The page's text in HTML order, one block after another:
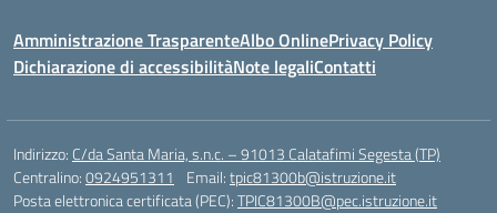
Amministrazione TrasparenteAlbo OnlinePrivacy Policy
Dichiarazione di accessibilitàNote legaliContatti
Indirizzo: C/da Santa Maria, s.n.c. – 91013 Calatafimi Segesta (TP)
Centralino:0924951311 Email:tpic81300b@istruzione.it
Posta elettronica certificata (PEC):TPIC81300B@pec.istruzione.it